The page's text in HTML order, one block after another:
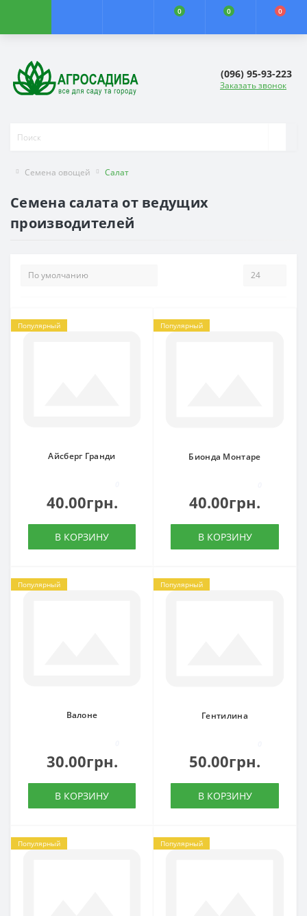
0 0 0
(096) 95-93-223
Заказать звонок
Семена овощей Салат
Семена салата от ведущих
производителей
Популярный
Айсберг Гранди
40.00грн.
В КОРЗИНУ
Популярный
Бионда Монтаре
40.00грн.
В КОРЗИНУ
Популярный
Валоне
30.00грн.
В КОРЗИНУ
Популярный
Гентилина
50.00грн.
В КОРЗИНУ
Популярный Популярный